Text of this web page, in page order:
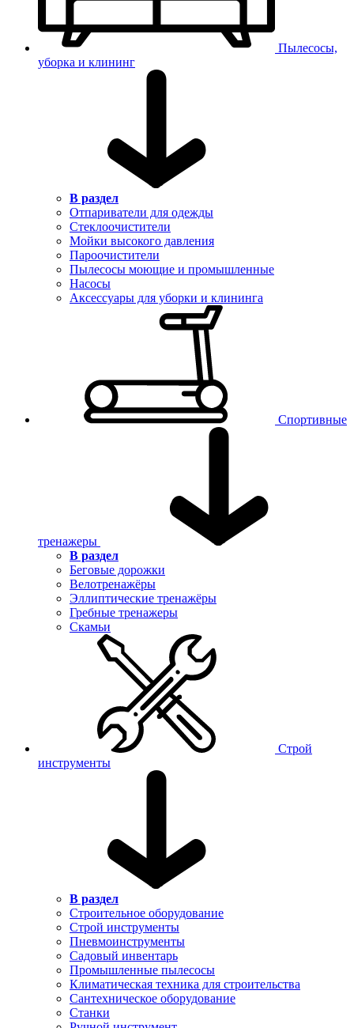
Пылесосы,
уборка и клининг
В раздел
Отпариватели для одежды
Стеклоочистители
Мойки высокого давления
Пароочистители
Пылесосы моющие и промышленные
Насосы
Аксессуары для уборки и клининга
Спортивные
тренажеры
В раздел
Беговые дорожки
Велотренажёры
Эллиптические тренажёры
Гребные тренажеры
Скамьи
Строй
инструменты
В раздел
Строительное оборудование
Строй инструменты
Пневмоинструменты
Садовый инвентарь
Промышленные пылесосы
Климатическая техника для строительства
Сантехническое оборудование
Станки